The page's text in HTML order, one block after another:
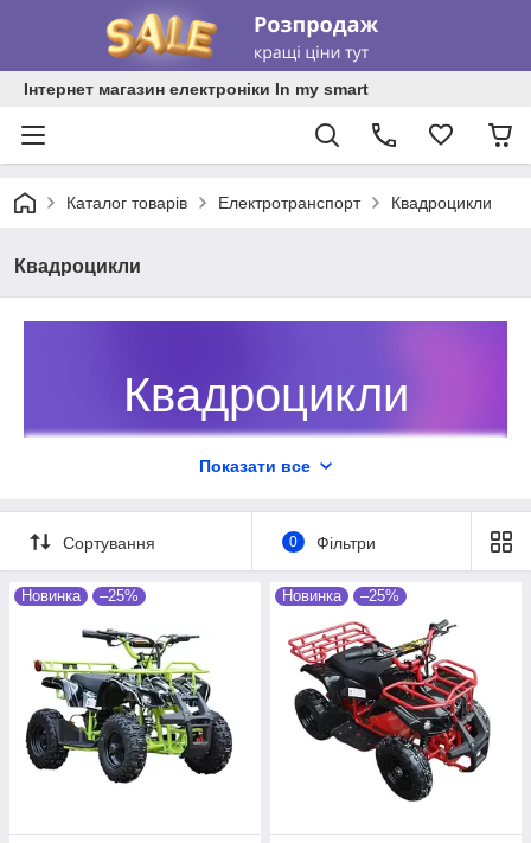
Інтернет магазин електроніки In my smart
Каталог товарів Електротранспорт Квадроцикли
Квадроцикли
Квадроцикли
Хочете купити квадроцикл для
бездоріжжям?
Замовляйте в інтернет-магазині In my
smart з гарантією від виробника 1 рік та
відправкою за 1 день.
Перейти в каталог!➞
Показати все
Сортування 0 Фільтри
Новинка –25% Новинка –25%